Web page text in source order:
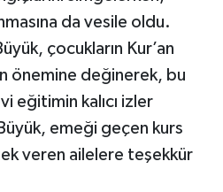
da vesile oldu.
çocukların Kur’an
önemine değinerek, bu
eğitimin kalıcı izler
Büyük, emeği geçen kurs
veren ailelere teşekkür